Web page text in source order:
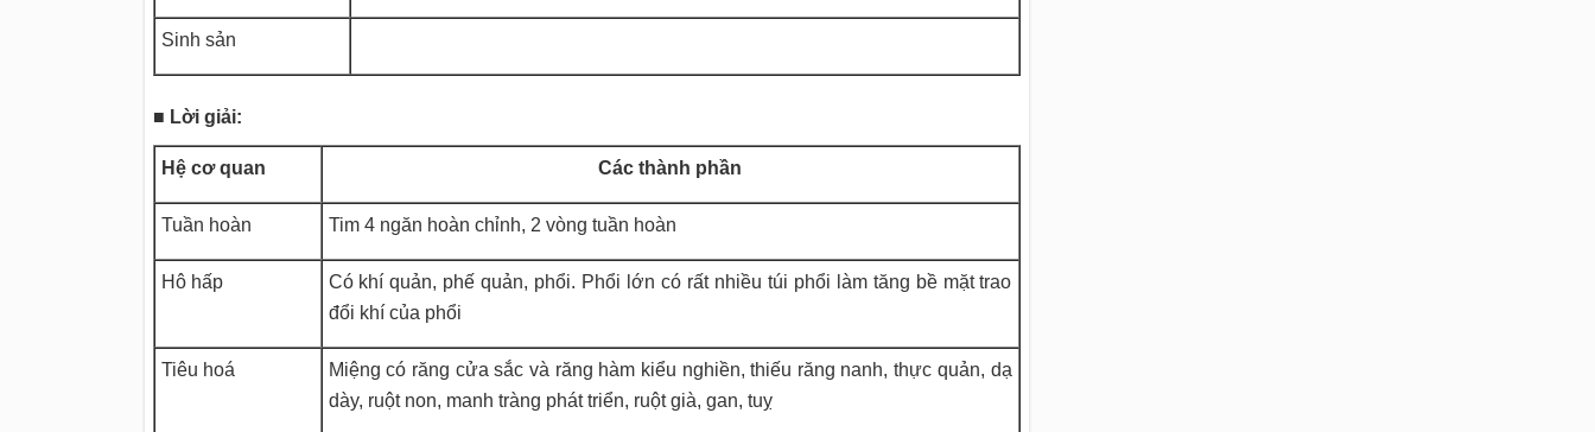
Sinh sản
■ Lời giải:
Hệ cơ quan Các thành phần
Tuần hoàn Tim 4 ngăn hoàn chỉnh, 2 vòng tuần hoàn
Hô hấp
Có khí quản, phế quản, phổi. Phổi lớn có rất nhiều túi phổi làm tăng bề mặt trao
đổi khí của phổi
Tiêu hoá
Miệng có răng cửa sắc và răng hàm kiểu nghiền, thiếu răng nanh, thực quản, dạ
dày, ruột non, manh tràng phát triển, ruột già, gan, tuỵ